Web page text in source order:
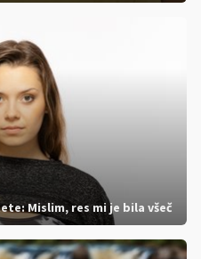
Mislim, res mi je bila všeč